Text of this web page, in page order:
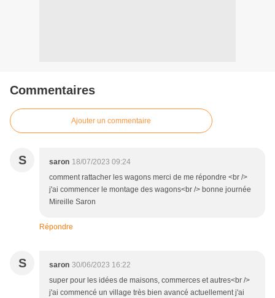
Commentaires
Ajouter un commentaire
S saron 18/07/2023 09:24
comment rattacher les wagons merci de me répondre <br />
j'ai commencer le montage des wagons<br /> bonne journée
Mireille Saron
Répondre
S saron 30/06/2023 16:22
super pour les idées de maisons, commerces et autres<br />
j'ai commencé un village très bien avancé actuellement j'ai